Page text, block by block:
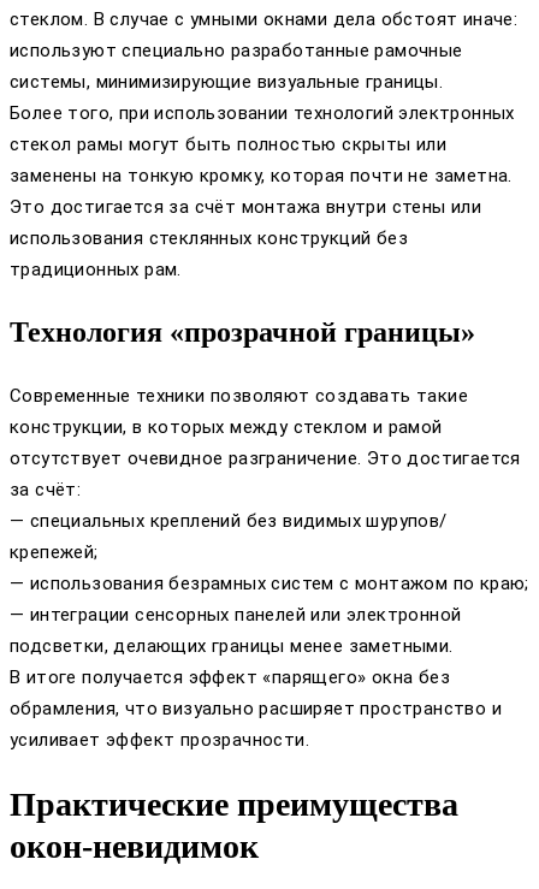
стеклом. В случае с умными окнами дела обстоят иначе:
используют специально разработанные рамочные
системы, минимизирующие визуальные границы.
Более того, при использовании технологий электронных
стекол рамы могут быть полностью скрыты или
заменены на тонкую кромку, которая почти не заметна.
Это достигается за счёт монтажа внутри стены или
использования стеклянных конструкций без
традиционных рам.
Технология «прозрачной границы»
Современные техники позволяют создавать такие
конструкции, в которых между стеклом и рамой
отсутствует очевидное разграничение. Это достигается
за счёт:
— специальных креплений без видимых шурупов/
крепежей;
— использования безрамных систем с монтажом по краю;
— интеграции сенсорных панелей или электронной
подсветки, делающих границы менее заметными.
В итоге получается эффект «парящего» окна без
обрамления, что визуально расширяет пространство и
усиливает эффект прозрачности.
Практические преимущества
окон-невидимок